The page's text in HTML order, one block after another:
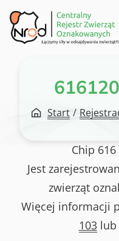
Przejdź
do
treści
Start /
Chip
Jest
zwierząt
Więcej informacji
103lub